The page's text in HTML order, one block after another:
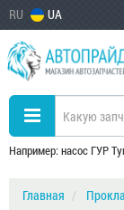
RU UA
Например: насос ГУР
Главная